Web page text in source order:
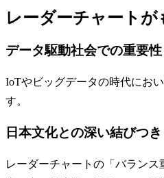
レーダーチャート
データ駆動社会での重要性
IoTやビッグデータの時代にお
す。
日本文化との深い結びつき
レーダーチャートの「バラン